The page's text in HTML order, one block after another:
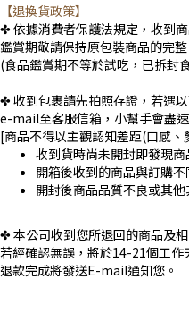
【退換貨政策】
✤ 依據消費者保護法規定，收到
鑑賞期敬請保持原包裝商品的完
(食品鑑賞期不等於試吃，已拆封
✤ 收到包裹請先拍照存證，若遇
e-mail至客服信箱，小幫手會盡速
[商品不得以主觀認知差距(口感
收到貨時尚未開封即發現商
開箱後收到的商品與訂購
開封後商品品質不良或其
✤ 本公司收到您所退回的商品及相
若經確認無誤，將於14-21個工作
退款完成將發送E-mail通知您。